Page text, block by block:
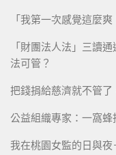
「我第一次感覺這麼
「財團法人法」三讀
法可管？
把錢捐給慈濟就不管了
公益組織專家：一窩蜂
我在桃園女監的日與